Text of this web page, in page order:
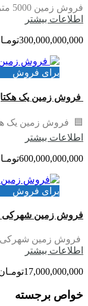
فروش زمین 5000 متری ساحلی در نوشهر تاریخ درج فایل…
اطلاعات بيشتر
300,000,000,000تومـان
برای فروش
فروش زمین یک
🟦 فروش زمین یک
اطلاعات بيشتر
600,000,000,000تومـان
برای فروش
فروش زمین شهرکی
فروش زمین
اطلاعات بيشتر
17,000,000,000تومـان
خواص برجسته